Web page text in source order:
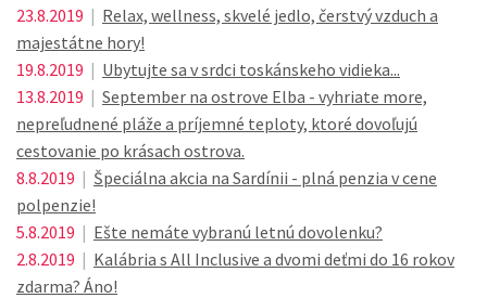
23.8.2019 | Relax, wellness, skvelé jedlo, čerstvý vzduch a
majestátne hory!
19.8.2019 | Ubytujte sa v srdci toskánskeho vidieka...
13.8.2019 | September na ostrove Elba - vyhriate more,
nepreľudnené pláže a príjemné teploty, ktoré dovoľujú
cestovanie po krásach ostrova.
8.8.2019 | Špeciálna akcia na Sardínii - plná penzia v cene
polpenzie!
5.8.2019 | Ešte nemáte vybranú letnú dovolenku?
2.8.2019 | Kalábria s All Inclusive a dvomi deťmi do 16 rokov
zdarma? Áno!